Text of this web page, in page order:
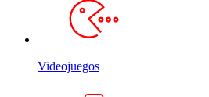
Videojuegos